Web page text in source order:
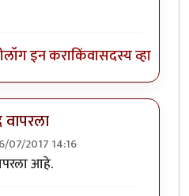
लॉग इन कराकिंवासदस्य व्हा
07/2017 14:16
सॉरी.
आहे.